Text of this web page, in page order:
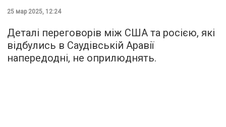
25 мар 2025, 12:24
Деталі переговорів між США та росією, які
відбулись в Саудівській Аравії
напередодні, не оприлюднять.